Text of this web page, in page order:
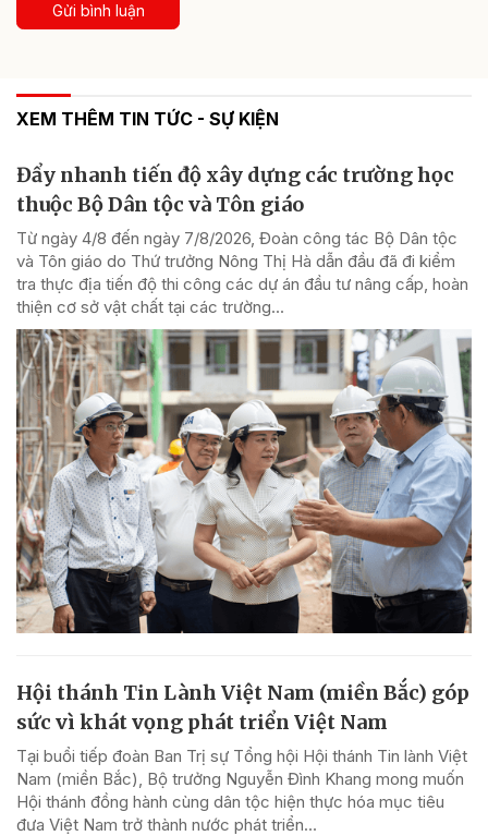
Gửi bình luận
XEM THÊM TIN TỨC - SỰ KIỆN
Đẩy nhanh tiến độ xây dựng các trường học
thuộc Bộ Dân tộc và Tôn giáo
Từ ngày 4/8 đến ngày 7/8/2026, Đoàn công tác Bộ Dân tộc
và Tôn giáo do Thứ trưởng Nông Thị Hà dẫn đầu đã đi kiểm
tra thực địa tiến độ thi công các dự án đầu tư nâng cấp, hoàn
thiện cơ sở vật chất tại các trường...
Hội thánh Tin Lành Việt Nam (miền Bắc) góp
sức vì khát vọng phát triển Việt Nam
Tại buổi tiếp đoàn Ban Trị sự Tổng hội Hội thánh Tin lành Việt
Nam (miền Bắc), Bộ trưởng Nguyễn Đình Khang mong muốn
Hội thánh đồng hành cùng dân tộc hiện thực hóa mục tiêu
đưa Việt Nam trở thành nước phát triển...